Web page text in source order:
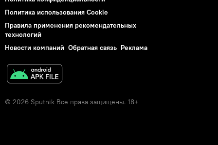
Политика использования Cookie
Правила применения рекомендательных
технологий
Новости компаний Обратная связь Реклама
© 2026 Sputnik Все права защищены. 18+